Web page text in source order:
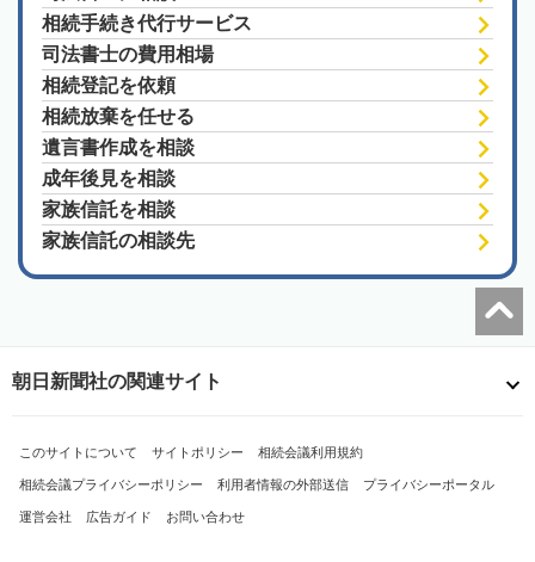
相続手続き代行サービス
司法書士の費用相場
相続登記を依頼
相続放棄を任せる
遺言書作成を相談
成年後見を相談
家族信託を相談
家族信託の相談先
朝日新聞社の関連サイト
このサイトについて サイトポリシー 相続会議利用規約
相続会議プライバシーポリシー 利用者情報の外部送信 プライバシーポータル
運営会社 広告ガイド お問い合わせ